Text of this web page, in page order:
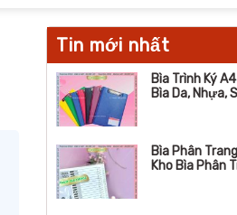
Tin mới nhất
Bìa Trình Ký
Bìa Da, Nhựa,
Bìa Phân
Kho Bìa Phân